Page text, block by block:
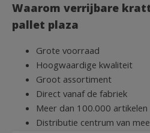
Waarom verrijbare
pallet plaza
Grote voorraad
Hoogwaardige kwaliteit
Groot assortiment
Direct vanaf de fabriek
Meer dan 100.000 artikelen
Distributie centrum van